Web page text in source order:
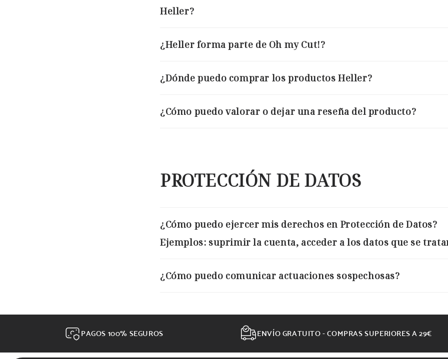
Heller?
¿Heller forma parte de Oh my Cut!?
¿Dónde puedo comprar los productos Heller?
¿Cómo puedo valorar o dejar una reseña del producto?
PROTECCIÓN DE DATOS
¿Cómo puedo ejercer mis derechos en Protección de Datos?
Ejemplos: suprimir la cuenta, acceder a los datos que se
¿Cómo puedo comunicar actuaciones sospechosas?
PAGOS 100% SEGUROS ENVÍO GRATUITO - COMPRAS SUPERIORES A 29€